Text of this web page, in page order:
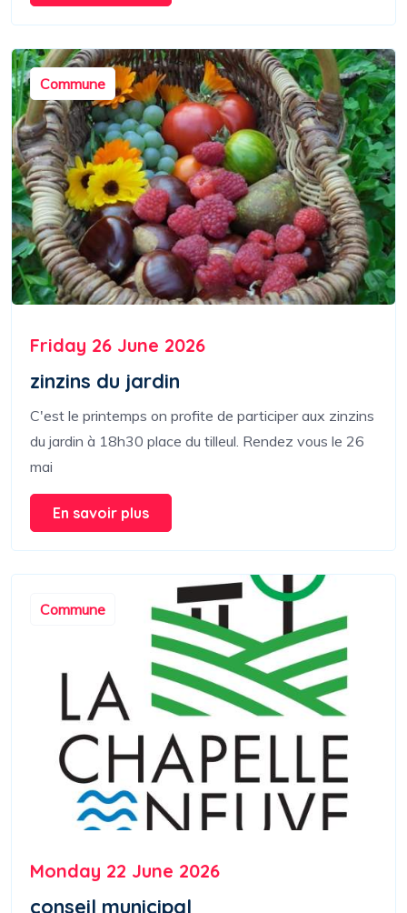
Commune
Friday 26 June 2026
zinzins du jardin
C'est le printemps on profite de participer aux zinzins
du jardin à 18h30 place du tilleul. Rendez vous le 26
mai
En savoir plus
Commune
Monday 22 June 2026
conseil municipal